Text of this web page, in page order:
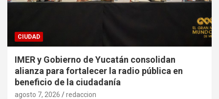
CIUDAD
IMER y Gobierno de Yucatán consolidan
alianza para fortalecer la radio pública en
beneficio de la ciudadanía
agosto 7, 2026 redaccion